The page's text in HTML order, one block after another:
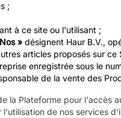
;
à ce site ou l'utilisant ;
» désignent Haur B.V.,
articles proposés sur ce
enregistrée sous le
de la vente des
la Plateforme pour
de nos services